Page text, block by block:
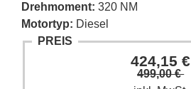
Drehmoment: 320 NM
Motortyp: Diesel
PREIS
424,15 €
499,00 €